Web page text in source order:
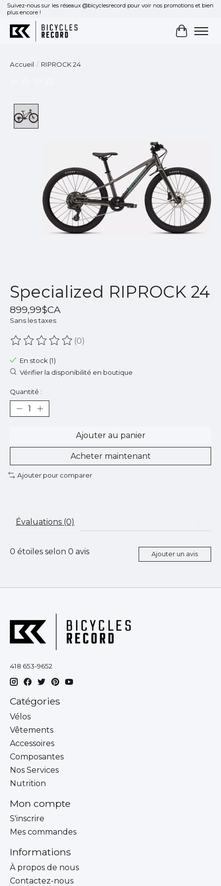
Suivez-nous sur les réseaux @bicyclesrecord pour voir nos promotions et bien
plus encore !
Panier
Accueil / RIPROCK 24
Specialized RIPROCK 24
899,99$CA
Sans les taxes
Ce produit est évalué à
(0)
En stock (1)
Vérifier la disponibilité en boutique
Quantité :
Ajouter au panier
Acheter maintenant
Ajouter pour comparer
Évaluations (0)
0 étoiles selon 0 avis Ajouter un avis
418 653-9652
Catégories
Vélos
Vêtements
Accessoires
Composantes
Nos Services
Nutrition
Mon compte
S'inscrire
Mes commandes
Informations
À propos de nous
Contactez-nous